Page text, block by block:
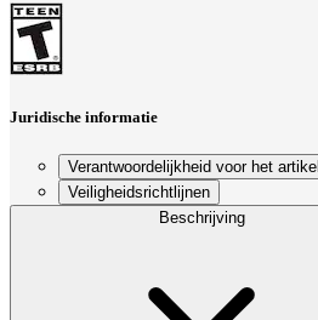
Juridische informatie
Verantwoordelijkheid voor het artikel
Veiligheidsrichtlijnen
Beschrijving